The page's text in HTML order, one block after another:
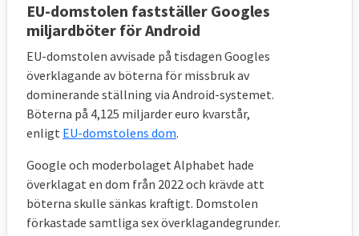
15 juni 2006Sverige vann
svenska regler om skyddsombuds
kunskaper och färdigheter är tillräckliga
enligt EU-rätten
20 oktober 2005Sverige förlorade
handeln inom EU
26 maj 2005Sverige förloradeAtt ännu
EU-domstolen fastställer Googles
miljardböter för Android
EU-domstolen avvisade på tisdagen Googles
överklagande av böterna för missbruk av
dominerande ställning via Android-systemet.
Böterna på 4,125 miljarder euro kvarstår,
enligt EU-domstolens dom.
Google och moderbolaget Alphabet hade
överklagat en dom från 2022 och krävde att
böterna skulle sänkas kraftigt. Domstolen
förkastade samtliga sex överklagandegrunder.